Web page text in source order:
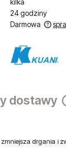
24 godziny
Darmowa
kosztów
dostawy
drgania i